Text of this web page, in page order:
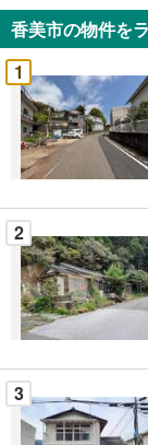
知
を
受
け
取
る
・
条
件
を
マ
イ
ペ
ー
に
保
存
香美市の物件を
1
2
3